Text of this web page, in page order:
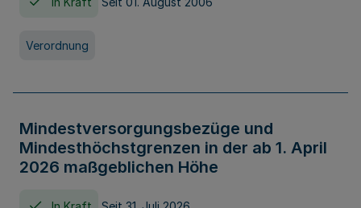
Verordnung
Mindestversorgungsbezüge und
Mindesthöchstgrenzen in der ab 1. April
2026 maßgeblichen Höhe